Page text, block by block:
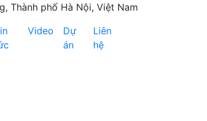
Thành phố Hà Nội, Việt Nam
Video
Dự
án
Liên
hệ